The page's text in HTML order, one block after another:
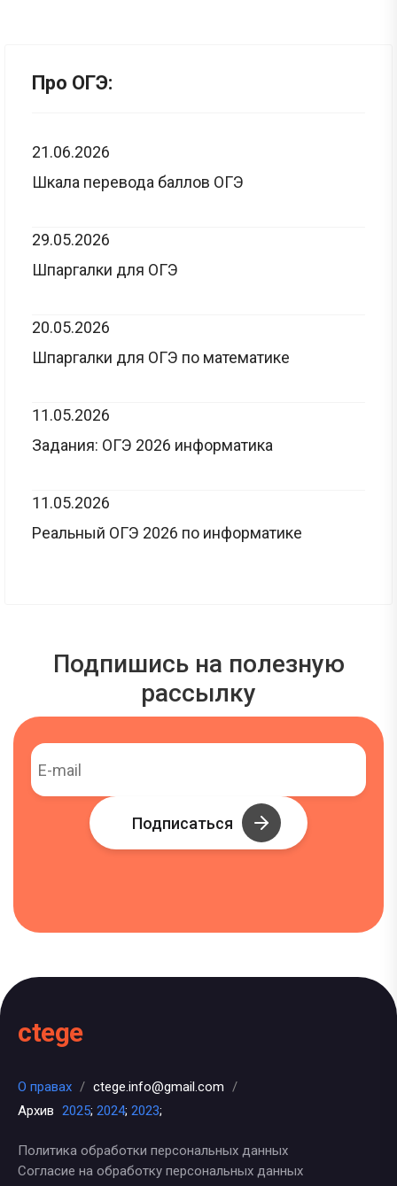
Про ОГЭ:
21.06.2026
Шкала перевода баллов ОГЭ
29.05.2026
Шпаргалки для ОГЭ
20.05.2026
Шпаргалки для ОГЭ по математике
11.05.2026
Задания: ОГЭ 2026 информатика
11.05.2026
Реальный ОГЭ 2026 по информатике
Подпишись на полезную
рассылку
Подписаться
ctege
О правах / ctege.info@gmail.com /
Архив 2025; 2024; 2023;
Политика обработки персональных данных
Согласие на обработку персональных данных